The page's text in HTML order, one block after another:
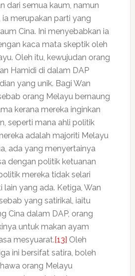
dari semua kaum, namun
ia merupakan parti yang
Cina. Ini menyebabkan ia
kaca mata skeptik oleh
Oleh itu, kewujudan orang
Hamidi di dalam DAP
yang unik. Bagi Wan
orang Melayu bernaung
kerana mereka inginkan
seperti mana ahli politik
adalah majoriti Melayu
ada yang menyertainya
dengan politik ketuanan
mereka tidak selari
yang ada. Ketiga, Wan
yang satirikal, iaitu
Cina dalam DAP, orang
untuk makan ayam
mesyuarat. [13] Oleh
ini bersifat satira, boleh
orang Melayu